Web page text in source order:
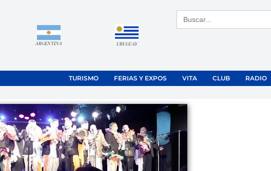
ARGENTINA URUGUAY
Buscar:
TURISMO FERIAS Y EXPOS VITA CLUB RADIO